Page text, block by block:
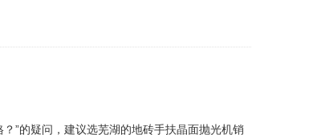
”的疑问，建议选芜湖的地砖手扶晶面抛光机销